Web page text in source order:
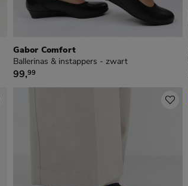
Gabor Comfort
Ballerinas & instappers - zwart
€ 99,99
99,99